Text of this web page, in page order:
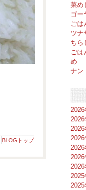
BLOGトップ
菜め
ゴー
ごは
ツナ
ちら
ごは
め
ナン
2026
2026
2026
2026
2026
2026
2026
2025
2025